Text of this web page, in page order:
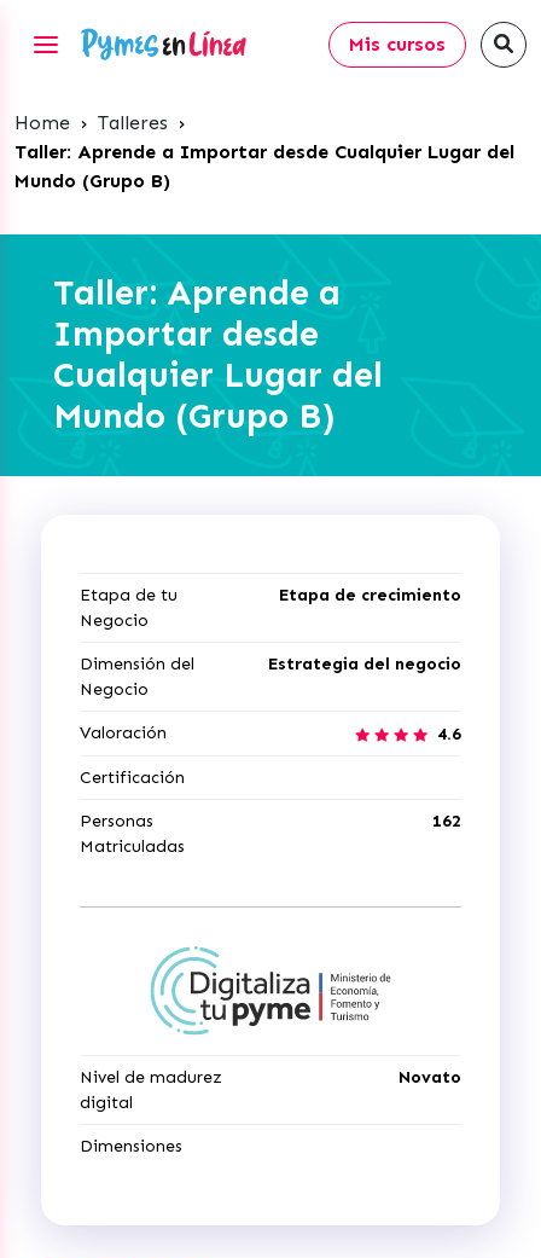
Mis cursos
Home › Talleres ›
Taller: Aprende a Importar desde Cualquier Lugar del
Mundo (Grupo B)
Taller: Aprende a
Importar desde
Cualquier Lugar del
Mundo (Grupo B)
Etapa de tu
Negocio
Etapa de crecimiento
Dimensión del
Negocio
Estrategia del negocio
Valoración 4.6
Certificación
Personas
Matriculadas
162
Nivel de madurez
digital
Novato
Dimensiones